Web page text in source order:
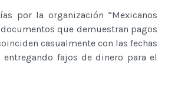
por la organización “Mexicanos
que demuestran pagos
casualmente con las fechas
fajos de dinero para el